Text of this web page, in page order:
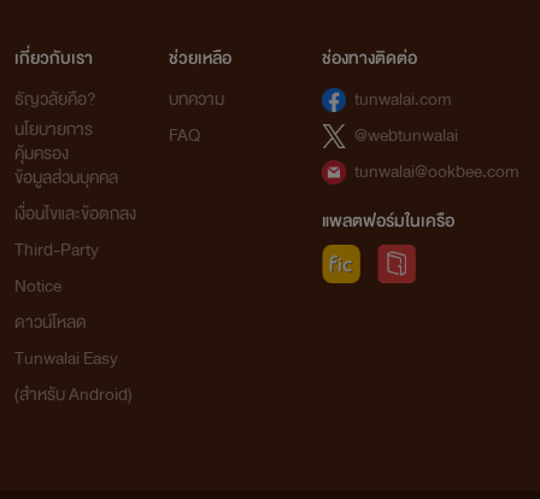
เกี่ยวกับเรา
ธัญวลัยคือ?
นโยบายการ
คุ้มครอง
ข้อมูลส่วนบุคคล
เงื่อนไขและข้อตกลง
Third-Party
Notice
ดาวน์โหลด
Tunwalai Easy
(สำหรับ Android)
ช่วยเหลือ
บทความ
FAQ
ช่องทางติดต่อ
tunwalai.com
@webtunwalai
tunwalai@ookbee.com
แพลตฟอร์มในเครือ